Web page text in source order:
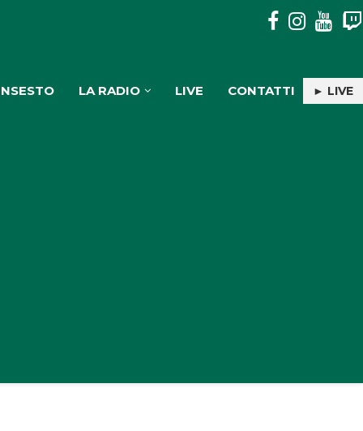
PULISERVICE: INGAGGIATA RACHELE PIOLI
LA RADIO LIVE CONTATTI ► LIVE